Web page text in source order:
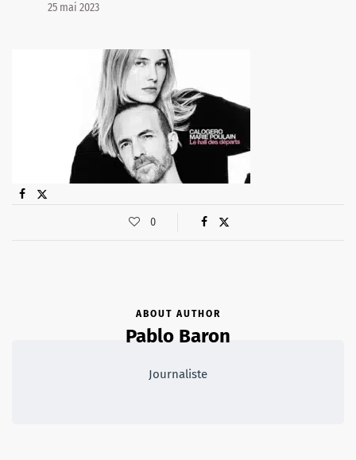
25 mai 2023
0
ABOUT AUTHOR
Pablo Baron
Journaliste